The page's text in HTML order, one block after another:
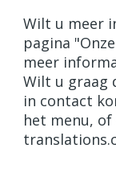
Wilt u meer
pagina
meer
Wilt u graag
in contact
het menu,